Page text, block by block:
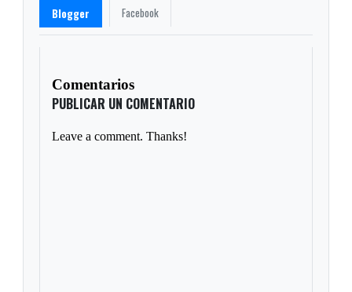
Blogger Facebook
Comentarios
PUBLICAR UN COMENTARIO
Leave a comment. Thanks!